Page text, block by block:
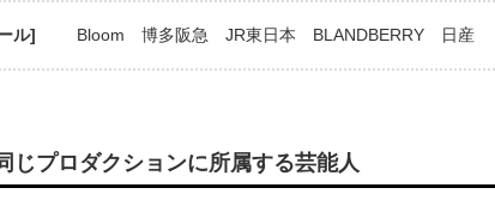
ル] Bloom 博多阪急 JR東日本 BLANDBERRY 日産
じプロダクションに所属する芸能人